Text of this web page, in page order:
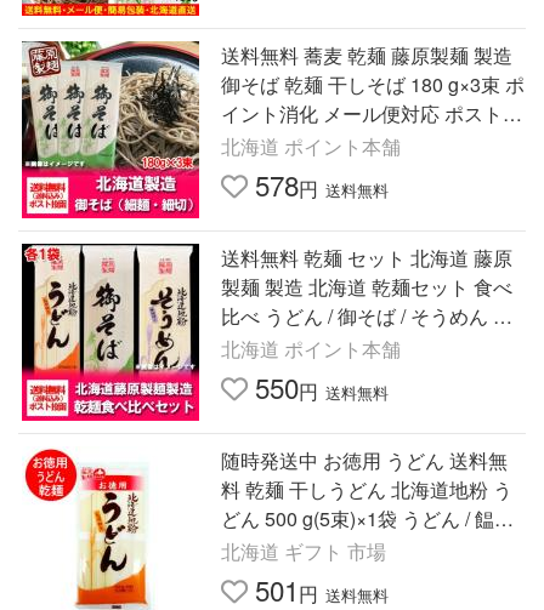
送料無料 蕎麦 乾麺 藤原製麺 製造
御そば 乾麺 干しそば 180 g×3束 ポ
イント消化 メール便対応 ポスト
投函 麺類 そば
北海道 ポイント本舗
578円 送料無料
送料無料 乾麺 セット 北海道 藤原
製麺 製造 北海道 乾麺セット 食べ
比べ うどん / 御そば / そうめん 各1
束 セット ポイント消化 メール便
対応 ポスト 投函
北海道 ポイント本舗
550円 送料無料
随時発送中 お徳用 うどん 送料無
料 乾麺 干しうどん 北海道地粉 う
どん 500 g(5束)×1袋 うどん / 饂飩
ポイント消化 500 クーポン うどん
麺類
北海道 ギフト 市場
501 円 送料無料